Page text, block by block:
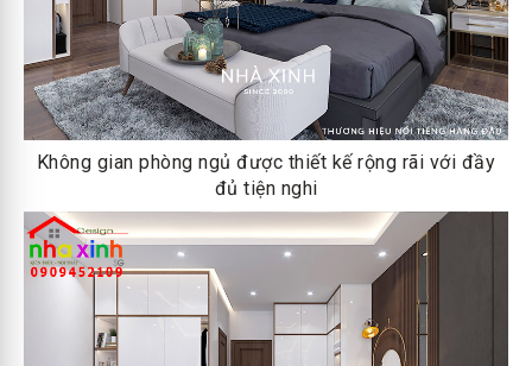
Không gian phòng ngủ được thiết kế rộng rãi với đầy
đủ tiện nghi